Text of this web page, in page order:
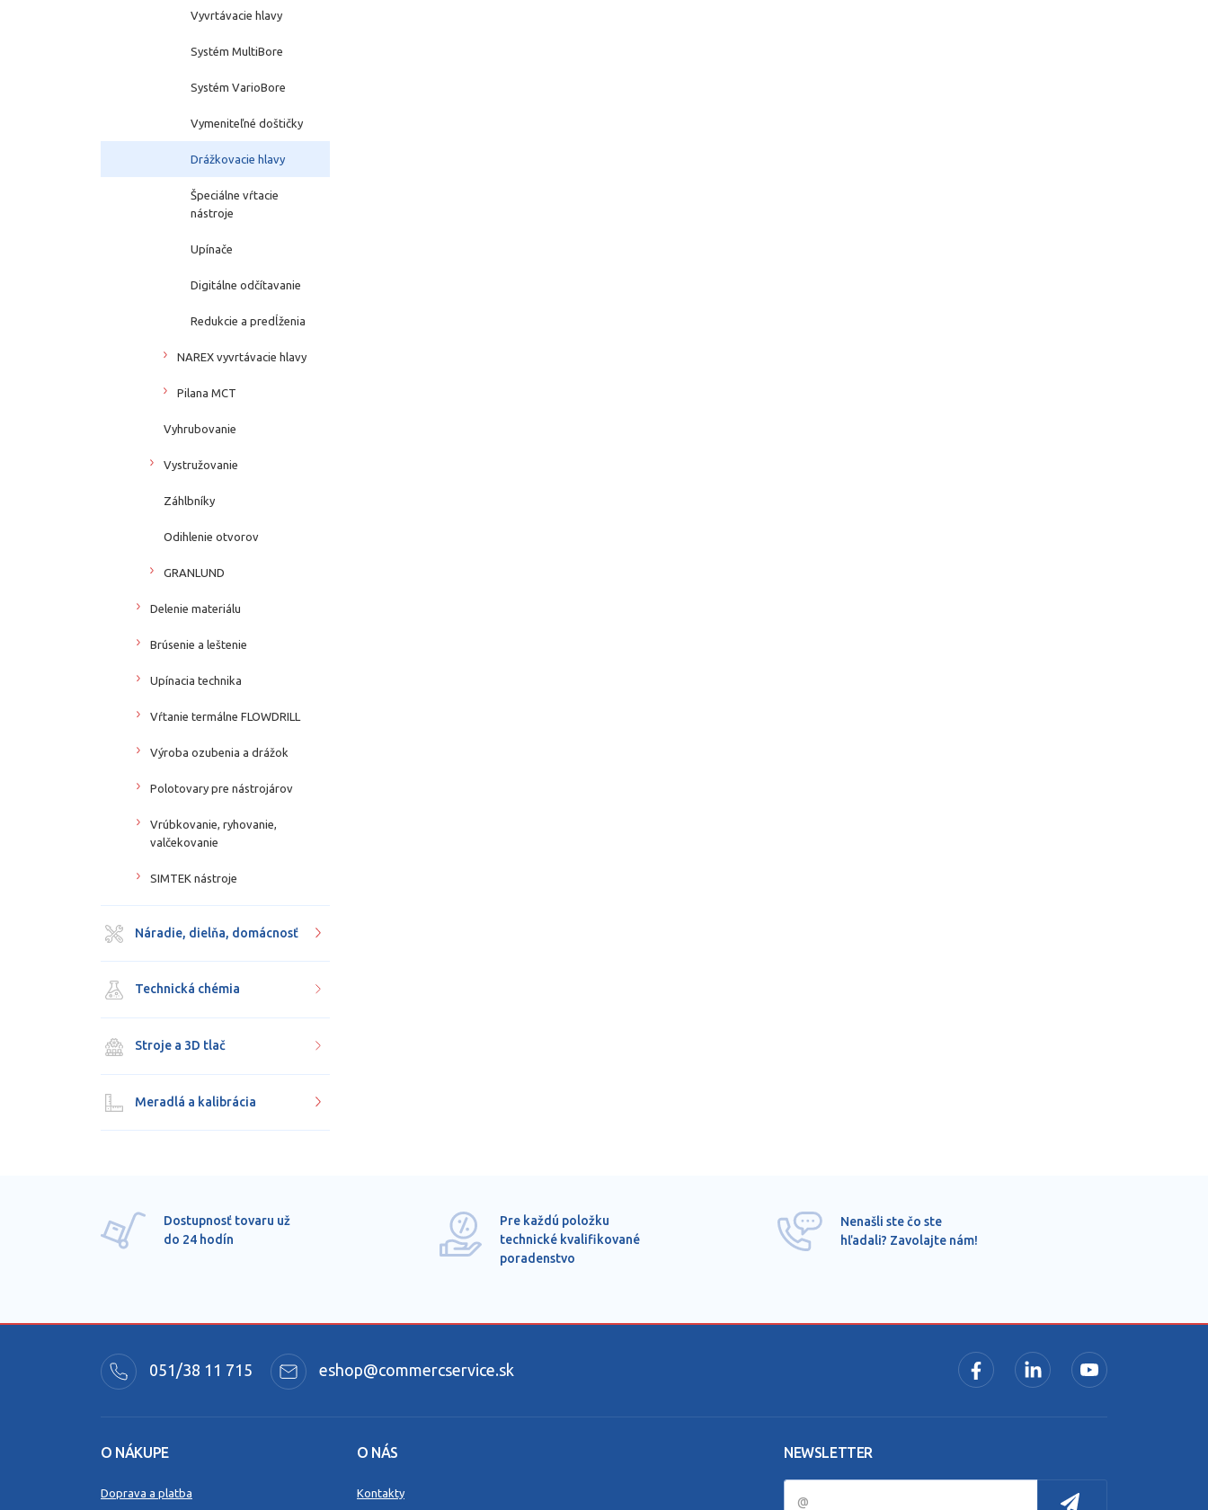
Vyvrtávacie hlavy
Systém MultiBore
Systém VarioBore
Vymeniteľné doštičky
Drážkovacie hlavy
Špeciálne vŕtacie
nástroje
Upínače
Digitálne odčítavanie
Redukcie a predĺženia
NAREX vyvrtávacie hlavy
Pilana MCT
Vyhrubovanie
Vystružovanie
Záhlbníky
Odihlenie otvorov
GRANLUND
Delenie materiálu
Brúsenie a leštenie
Upínacia technika
Vŕtanie termálne FLOWDRILL
Výroba ozubenia a drážok
Polotovary pre nástrojárov
Vrúbkovanie, ryhovanie,
valčekovanie
SIMTEK nástroje
Náradie, dielňa, domácnosť
Technická chémia
Stroje a 3D tlač
Meradlá a kalibrácia
Dostupnosť tovaru už
do 24 hodín
Pre každú položku
technické kvalifikované
poradenstvo
Nenašli ste čo ste
hľadali? Zavolajte nám!
051/38 11 715 eshop@commercservice.sk
O NÁKUPE
Doprava a platba
O NÁS
Kontakty
NEWSLETTER